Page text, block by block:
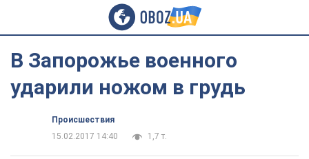
В Запорожье военного
ударили ножом в грудь
Происшествия
15.02.2017 14:40
1,7 т.